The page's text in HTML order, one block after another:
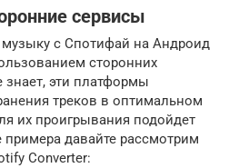
сервисы
с Спотифай на Андроид
сторонних
знает, эти платформы
треков в оптимальном
их проигрывания подойдет
давайте рассмотрим
Converter: